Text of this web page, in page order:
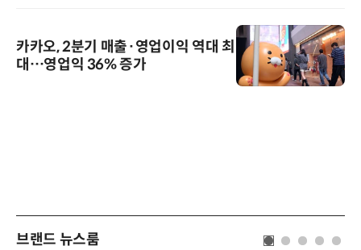
카카오, 2분기 매출·영업이익 역대 최
대…영업익 36% 증가
브랜드 뉴스룸